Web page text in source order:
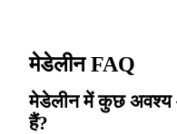
मेडेलीन FAQ
मेडेलीन में कुछ अवश्य
हैं?